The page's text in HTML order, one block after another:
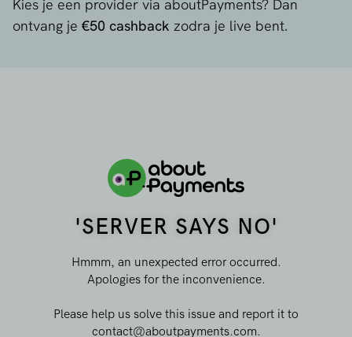
Kies je een provider via aboutPayments? Dan
ontvang je €50 cashback zodra je live bent.